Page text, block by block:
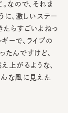
なので、それま
に、激しいステー
たらすごいよねっ
ーで、ライブの
んですけど、
上がるような、
んな風に見えた